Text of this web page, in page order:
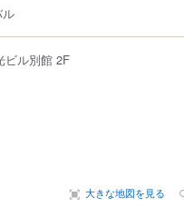
ル
ビル別館 2F
大きな地図を見る